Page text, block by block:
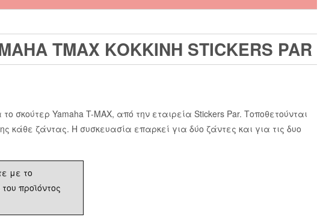
TMAX ΚΟΚΚΙΝΗ STICKERS PAR
σκούτερ Yamaha T-MAX, από την εταιρεία Stickers Par. Τοποθετούνται
κάθε ζάντας. Η συσκευασία επαρκεί για δύο ζάντες και για τις δυο
με το
προϊόντος